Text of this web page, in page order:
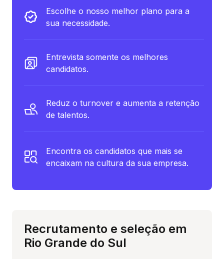
Escolhe o nosso melhor plano para a
sua necessidade.
Entrevista somente os melhores
candidatos.
Reduz o turnover e aumenta a retenção
de talentos.
Encontra os candidatos que mais se
encaixam na cultura da sua empresa.
Recrutamento e seleção em
Rio Grande do Sul